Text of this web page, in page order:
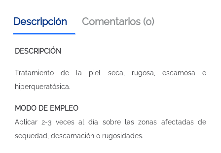
Descripción Comentarios (0)
DESCRIPCIÓN
Tratamiento de la piel seca, rugosa, escamosa e
hiperqueratósica.
MODO DE EMPLEO
Aplicar 2-3 veces al día sobre las zonas afectadas de
sequedad, descamación o rugosidades.